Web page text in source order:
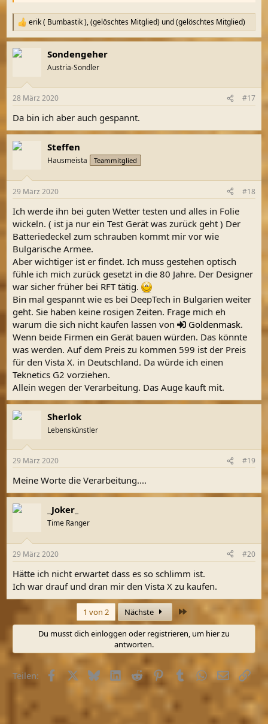
R
e
a
k
e
:
erik ( Bumbastik ),(gelöschtes Mitglied) und(gelöschtes Mitglied)
Sondengeher
Austria-Sondler
28 März 2020 #17
Da bin ich aber auch gespannt.
Steffen
Hausmeista Teammitglied
29 März 2020 #18
Ich werde ihn bei guten Wetter testen und alles in Folie
wickeln. ( ist ja nur ein Test Gerät was zurück geht ) Der
Batteriedeckel zum schrauben kommt mir vor wie
Bulgarische Armee.
Aber wichtiger ist er findet. Ich muss gestehen optisch
fühle ich mich zurück gesetzt in die 80 Jahre. Der Designer
war sicher früher bei RFT tätig.
Bin mal gespannt wie es bei DeepTech in Bulgarien weiter
geht. Sie haben keine rosigen Zeiten. Frage mich eh
warum die sich nicht kaufen lassen von
Goldenmask.
Wenn beide Firmen ein Gerät bauen würden. Das könnte
was werden. Auf dem Preis zu kommen 599 ist der Preis
für den Vista X. in Deutschland. Da würde ich einen
Teknetics G2 vorziehen.
Allein wegen der Verarbeitung. Das Auge kauft mit.
Sherlok
Lebenskünstler
29 März 2020 #19
Meine Worte die Verarbeitung....
_Joker_
Time Ranger
29 März 2020 #20
Hätte ich nicht erwartet dass es so schlimm ist.
Ich war drauf und dran mir den Vista X zu kaufen.
1 von 2 Nächste Letzte
Du musst dich einloggen oder registrieren, um hier zu
antworten.
Teilen: FacebookX (Twitter)
BlueskyLinkedIn
Reddit PinterestTumblrWhatsApp
E-MailLink